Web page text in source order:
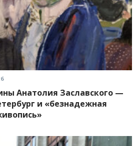
Анатолия Заславского —
и «безнадежная